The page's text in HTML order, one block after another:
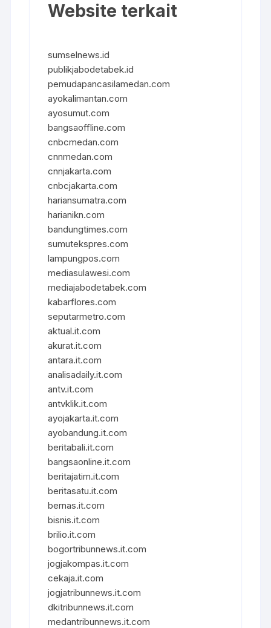
Website terkait
sumselnews.id
publikjabodetabek.id
pemudapancasilamedan.com
ayokalimantan.com
ayosumut.com
bangsaoffline.com
cnbcmedan.com
cnnmedan.com
cnnjakarta.com
cnbcjakarta.com
hariansumatra.com
harianikn.com
bandungtimes.com
sumutekspres.com
lampungpos.com
mediasulawesi.com
mediajabodetabek.com
kabarflores.com
seputarmetro.com
aktual.it.com
akurat.it.com
antara.it.com
analisadaily.it.com
antv.it.com
antvklik.it.com
ayojakarta.it.com
ayobandung.it.com
beritabali.it.com
bangsaonline.it.com
beritajatim.it.com
beritasatu.it.com
bernas.it.com
bisnis.it.com
brilio.it.com
bogortribunnews.it.com
jogjakompas.it.com
cekaja.it.com
jogjatribunnews.it.com
dkitribunnews.it.com
medantribunnews.it.com